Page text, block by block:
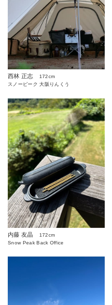
西林 正志
172cm
スノーピーク 大阪りんくう
内藤 友晶
172cm
Snow Peak Back Office